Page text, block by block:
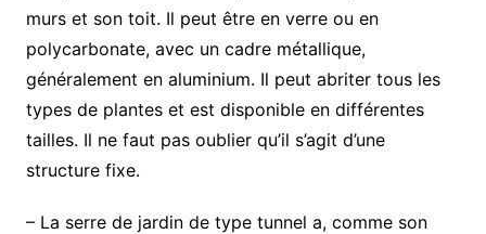
murs et son toit. Il peut être en verre ou en
polycarbonate, avec un cadre métallique,
généralement en aluminium. Il peut abriter tous les
types de plantes et est disponible en différentes
tailles. Il ne faut pas oublier qu’il s’agit d’une
structure fixe.
– La serre de jardin de type tunnel a, comme son